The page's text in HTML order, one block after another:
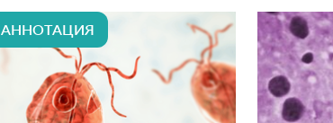
АННОТАЦИЯ